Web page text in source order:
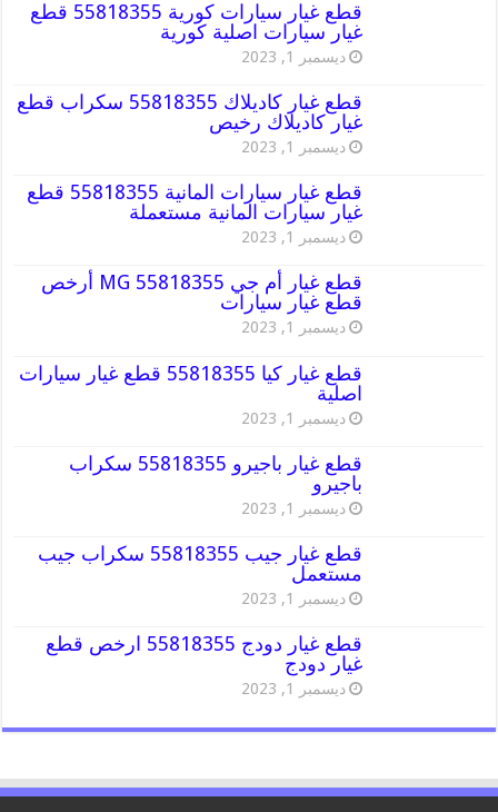
قطع غيار سيارات كورية 55818355 قطع
غيار سيارات اصلية كورية
ديسمبر 1, 2023
قطع غيار كاديلاك 55818355 سكراب قطع
غيار كاديلاك رخيص
ديسمبر 1, 2023
قطع غيار سيارات المانية 55818355 قطع
غيار سيارات المانية مستعملة
ديسمبر 1, 2023
قطع غيار أم جي MG 55818355 أرخص
قطع غيار سيارات
ديسمبر 1, 2023
قطع غيار كيا 55818355 قطع غيار سيارات
اصلية
ديسمبر 1, 2023
قطع غيار باجيرو 55818355 سكراب
باجيرو
ديسمبر 1, 2023
قطع غيار جيب 55818355 سكراب جيب
مستعمل
ديسمبر 1, 2023
قطع غيار دودج 55818355 ارخص قطع
غيار دودج
ديسمبر 1, 2023